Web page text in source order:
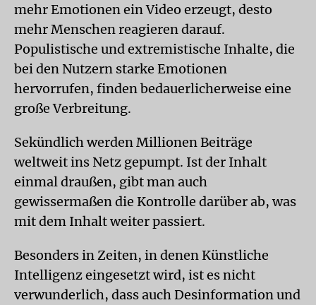
mehr Emotionen ein Video erzeugt, desto
mehr Menschen reagieren darauf.
Populistische und extremistische Inhalte, die
bei den Nutzern starke Emotionen
hervorrufen, finden bedauerlicherweise eine
große Verbreitung.
Sekündlich werden Millionen Beiträge
weltweit ins Netz gepumpt. Ist der Inhalt
einmal draußen, gibt man auch
gewissermaßen die Kontrolle darüber ab, was
mit dem Inhalt weiter passiert.
Besonders in Zeiten, in denen Künstliche
Intelligenz eingesetzt wird, ist es nicht
verwunderlich, dass auch Desinformation und